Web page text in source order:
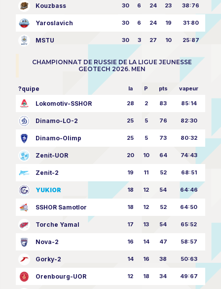
Kouzbass 30 6 24 23 38:76
Yaroslavich 30 6 24 19 31:80
MSTU 30 3 27 10 25:87
CHAMPIONNAT DE RUSSIE DE LA LIGUE JEUNESSE
GEOTECH 2026. MEN
?quipe la P pts vapeur
Lokomotiv-SSHOR 28 2 83 85:14
Dinamo-LO-2 25 5 76 82:30
Dinamo-Olimp 25 5 73 80:32
Zenit-UOR 20 10 64 74:43
Zenit-2 19 11 52 68:51
YUKIOR 18 12 54 64:46
SSHOR Samotlor 18 12 52 64:50
Torche Yamal 17 13 54 65:52
Nova-2 16 14 47 58:57
Gorky-2 14 16 38 50:63
Orenbourg-UOR 12 18 34 49:67